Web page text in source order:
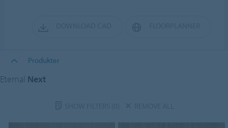
Produkter
Eternal Next